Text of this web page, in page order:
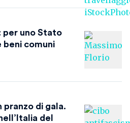
per uno Stato
beni comuni
pranzo di gala.
del